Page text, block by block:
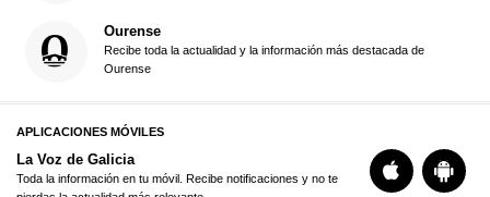
Ourense
Recibe toda la actualidad y la información más destacada de
Ourense
APLICACIONES MÓVILES
La Voz de Galicia
Toda la información en tu móvil. Recibe notificaciones y no te